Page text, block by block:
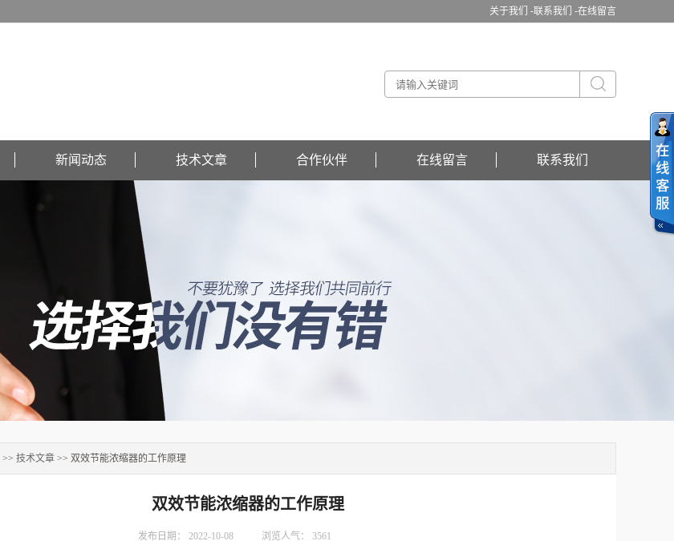
关于我们 -联系我们 -在线留言
新闻动态 技术文章 合作伙伴 在线留言 联系我们
>> 技术文章 >> 双效节能浓缩器的工作原理
双效节能浓缩器的工作原理
发布日期： 2022-10-08 浏览人气： 3561